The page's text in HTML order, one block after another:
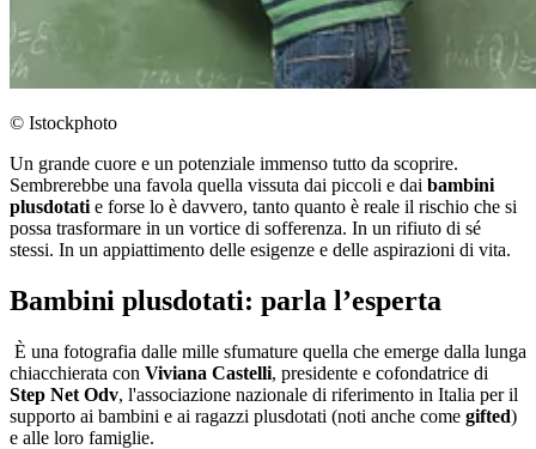
© Istockphoto
Un grande cuore e un potenziale immenso tutto da scoprire.
Sembrerebbe una favola quella vissuta dai piccoli e dai bambini
plusdotati e forse lo è davvero, tanto quanto è reale il rischio che si
possa trasformare in un vortice di sofferenza. In un rifiuto di sé
stessi. In un appiattimento delle esigenze e delle aspirazioni di vita.
Bambini plusdotati: parla l’esperta
È una fotografia dalle mille sfumature quella che emerge dalla lunga
chiacchierata con Viviana Castelli, presidente e cofondatrice di
Step Net Odv, l'associazione nazionale di riferimento in Italia per il
supporto ai bambini e ai ragazzi plusdotati (noti anche come gifted)
e alle loro famiglie.